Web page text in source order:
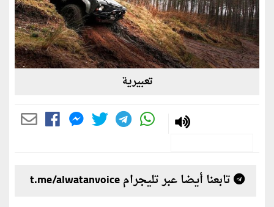
تعبيرية
تابعنا أيضا عبر تليجرام t.me/alwatanvoice